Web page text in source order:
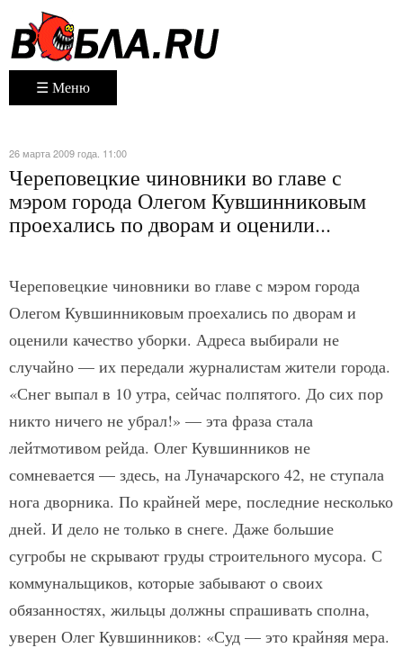
☰ Меню
26 марта 2009 года. 11:00
Череповецкие чиновники во главе с
мэром города Олегом Кувшинниковым
проехались по дворам и оценили...
Череповецкие чиновники во главе с мэром города
Олегом Кувшинниковым проехались по дворам и
оценили качество уборки. Адреса выбирали не
случайно — их передали журналистам жители города.
«Снег выпал в 10 утра, сейчас полпятого. До сих пор
никто ничего не убрал!» — эта фраза стала
лейтмотивом рейда. Олег Кувшинников не
сомневается — здесь, на Луначарского 42, не ступала
нога дворника. По крайней мере, последние несколько
дней. И дело не только в снеге. Даже большие
сугробы не скрывают груды строительного мусора. С
коммунальщиков, которые забывают о своих
обязанностях, жильцы должны спрашивать сполна,
уверен Олег Кувшинников: «Суд — это крайняя мера.